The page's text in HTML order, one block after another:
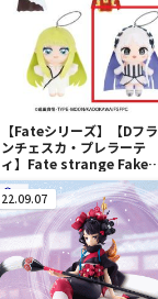
【Fateシリーズ】【Dフラ
ンチェスカ・プレラーテ
ィ】Fate strange Fake
ぬいぷりけおすわり2
22.09.07